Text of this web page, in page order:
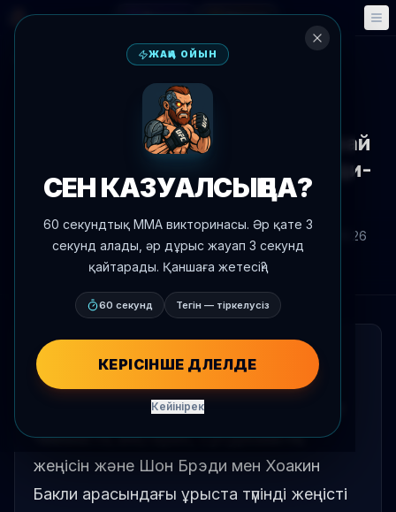
🎮 Фэнтези 📅 Оқиғалар
Жаңалықтарға оралу
Медиа
Болжамдар: Чимаевтің әрі қарай
жеңісі, Сусуркаевтің жеңісі, Брэди-
Бакли аяқтауы
Автор: Oscar Nascimento 2026 ж. 9 мамыр
, 18:26
Жаңартылды
2026 ж. 3 шілде AgentMMA.com
UFC 328 турниры үшін болжамдар
топтамасы ортағасырлық. Пост Хамзат
Чимаевтің аяқтауын, Сусуркаевтің
жеңісін және Шон Брэди мен Хоакин
Бакли арасындағы ұрыста түпінді жеңісті
ЖАҢА ОЙЫН
СЕН КАЗУАЛСЫҢ БА?
60 секундтық MMA викторинасы. Әр қате 3
секунд алады, әр дұрыс жауап 3 секунд
қайтарады. Қаншаға жетесің?
60 секунд Тегін — тіркелусіз
КЕРІСІНШЕ ДӘЛЕЛДЕ
Кейінірек